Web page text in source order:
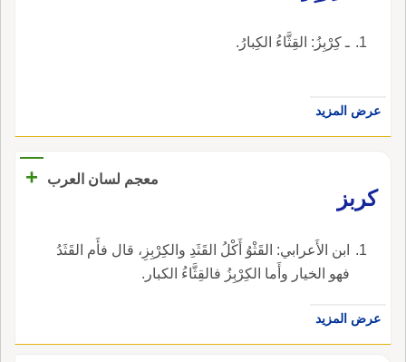
ـ كِرْبِزُ: القِثَّاءُ الكِبارُ.
عرض المزيد
معجم لسان العرب
+
كربز
ابن الأَعرابي: القَثْوُ أَكْلُ القَثَدِ والكِرْبِزِ، قال فأَم القَثَدُ
فهو الخيار وأَما الكِرْبِزُ فالقِثَّاءُ الكبار.
عرض المزيد